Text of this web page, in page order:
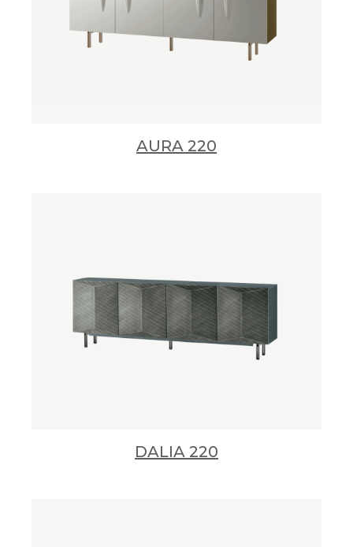
AURA 220
DALIA 220